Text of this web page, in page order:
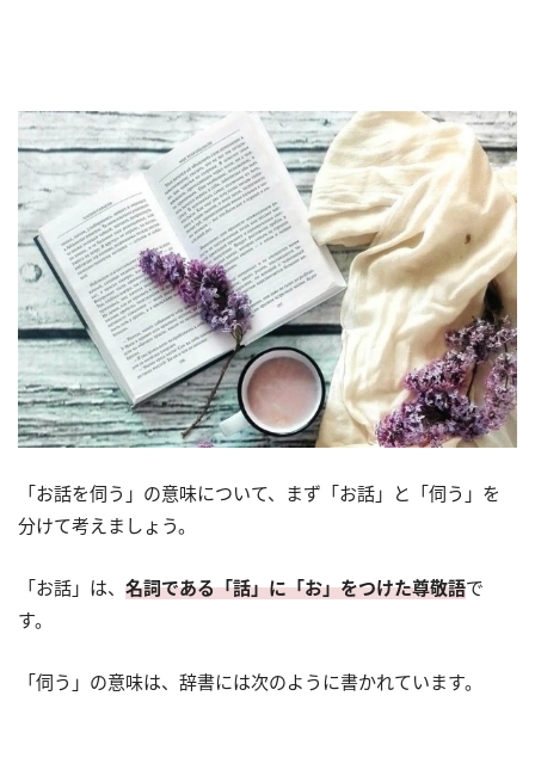
「お話を伺う」の意味について、まず「お話」と「伺う」を
分けて考えましょう。
「お話」は、 名詞である「話」に「お」をつけた尊敬語で
す。
「伺う」の意味は、辞書には次のように書かれています。